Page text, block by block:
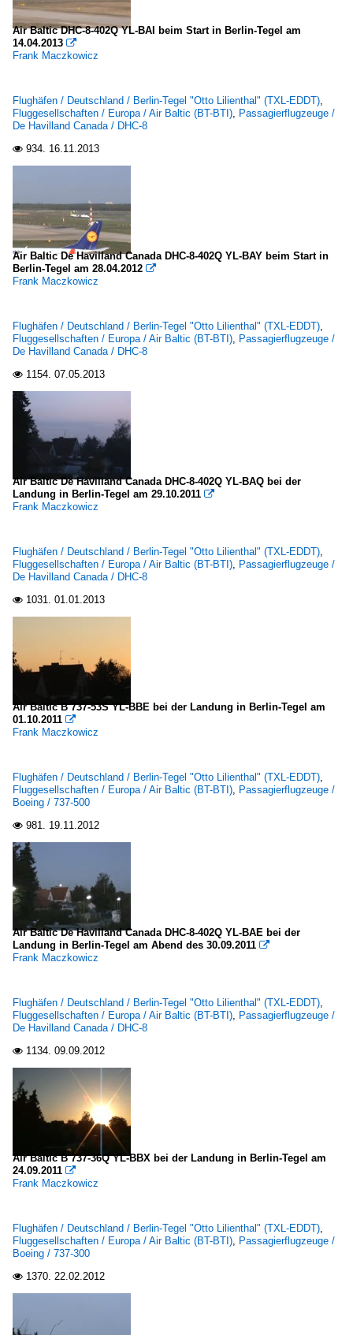
Air Baltic DHC-8-402Q YL-BAI beim Start in Berlin-Tegel am
14.04.2013 
Frank Maczkowicz
Flughäfen / Deutschland / Berlin-Tegel "Otto Lilienthal" (TXL-EDDT),
Fluggesellschaften / Europa / Air Baltic (BT-BTI), Passagierflugzeuge /
De Havilland Canada / DHC-8
 934. 16.11.2013
Air Baltic De Havilland Canada DHC-8-402Q YL-BAY beim Start in
Berlin-Tegel am 28.04.2012 
Frank Maczkowicz
Flughäfen / Deutschland / Berlin-Tegel "Otto Lilienthal" (TXL-EDDT),
Fluggesellschaften / Europa / Air Baltic (BT-BTI), Passagierflugzeuge /
De Havilland Canada / DHC-8
 1154. 07.05.2013
Air Baltic De Havilland Canada DHC-8-402Q YL-BAQ bei der
Landung in Berlin-Tegel am 29.10.2011 
Frank Maczkowicz
Flughäfen / Deutschland / Berlin-Tegel "Otto Lilienthal" (TXL-EDDT),
Fluggesellschaften / Europa / Air Baltic (BT-BTI), Passagierflugzeuge /
De Havilland Canada / DHC-8
 1031. 01.01.2013
Air Baltic B 737-53S YL-BBE bei der Landung in Berlin-Tegel am
01.10.2011 
Frank Maczkowicz
Flughäfen / Deutschland / Berlin-Tegel "Otto Lilienthal" (TXL-EDDT),
Fluggesellschaften / Europa / Air Baltic (BT-BTI), Passagierflugzeuge /
Boeing / 737-500
 981. 19.11.2012
Air Baltic De Havilland Canada DHC-8-402Q YL-BAE bei der
Landung in Berlin-Tegel am Abend des 30.09.2011 
Frank Maczkowicz
Flughäfen / Deutschland / Berlin-Tegel "Otto Lilienthal" (TXL-EDDT),
Fluggesellschaften / Europa / Air Baltic (BT-BTI), Passagierflugzeuge /
De Havilland Canada / DHC-8
 1134. 09.09.2012
Air Baltic B 737-36Q YL-BBX bei der Landung in Berlin-Tegel am
24.09.2011 
Frank Maczkowicz
Flughäfen / Deutschland / Berlin-Tegel "Otto Lilienthal" (TXL-EDDT),
Fluggesellschaften / Europa / Air Baltic (BT-BTI), Passagierflugzeuge /
Boeing / 737-300
 1370. 22.02.2012